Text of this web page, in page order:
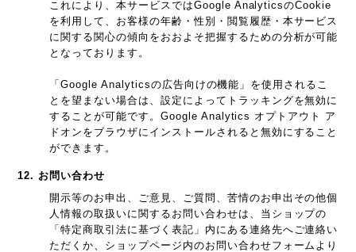
これにより、本サービスではGoogle AnalyticsのCookie
を利用して、お客様の年齢・性別・閲覧履歴・本サービス
に関する関心の傾向をおおよそ把握するための分析が可能
となっております。
「Google Analyticsの広告向けの機能」を使用されるこ
とを望まない場合は、設定によってトラッキングを無効に
することが可能です。Google Analytics オプトアウト ア
ドオンをブラウザにインストールされると無効にすること
ができます。
12. お問い合わせ
開示等のお申出、ご意見、ご質問、苦情のお申出その他個
人情報の取扱いに関するお問い合わせは、当ショップの
「特定商取引法に基づく表記」内にある連絡先へご連絡い
ただくか、ショップページ内のお問い合わせフォームより